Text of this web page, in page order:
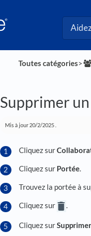
Toutes catégories​>​
Supprimer
Mis à jour 20/2/2025
Cliquez sur
Cliquez sur Portée
Trouvez la portée à
Cliquez sur
Cliquez surSupprimer